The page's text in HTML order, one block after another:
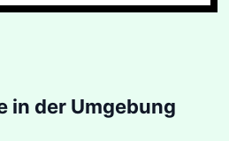
in der Umgebung